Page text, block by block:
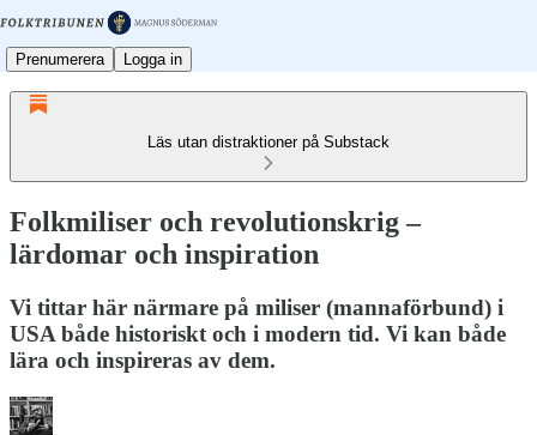
Prenumerera Logga in
Läs utan distraktioner på Substack
Folkmiliser och revolutionskrig –
lärdomar och inspiration
Vi tittar här närmare på miliser (mannaförbund) i
USA både historiskt och i modern tid. Vi kan både
lära och inspireras av dem.